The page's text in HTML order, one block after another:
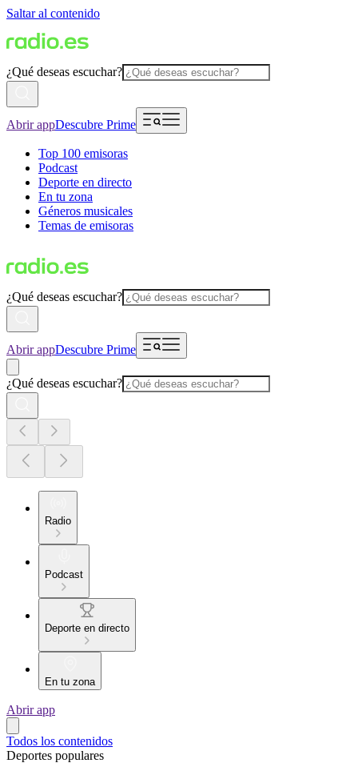
Saltar al contenido
¿Qué deseas escuchar?
Abrir appDescubre Prime
Top 100 emisoras
Podcast
Deporte en directo
En tu zona
Géneros musicales
Temas de emisoras
¿Qué deseas escuchar?
Abrir appDescubre Prime
¿Qué deseas escuchar?
Radio
Podcast
Deporte en directo
En tu zona
Abrir app
Todos los contenidos
Deportes populares